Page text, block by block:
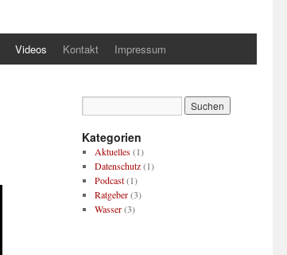
Videos Kontakt Impressum
Kategorien
Aktuelles(1)
Datenschutz(1)
Podcast(1)
Ratgeber(3)
Wasser(3)